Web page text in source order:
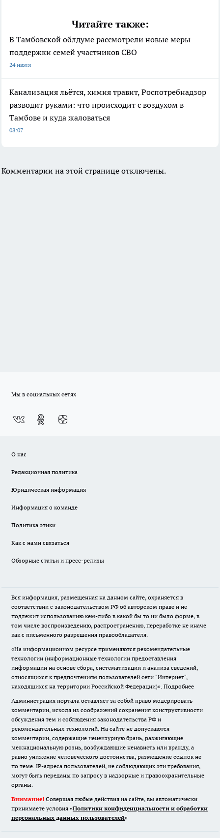
Читайте также:
В Тамбовской облдуме рассмотрели новые меры
поддержки семей участников СВО
24 июля
Канализация льётся, химия травит, Роспотребнадзор
разводит руками: что происходит с воздухом в
Тамбове и куда жаловаться
08:07
Комментарии на этой странице отключены.
Мы в социальных сетях
О нас
Редакционная политика
Юридическая информация
Информация о команде
Политика этики
Как с нами связаться
Обзорные статьи и пресс-релизы
Вся информация, размещенная на данном сайте, охраняется в
соответствии с законодательством РФ об авторском праве и не
подлежит использованию кем-либо в какой бы то ни было форме, в
том числе воспроизведению, распространению, переработке не иначе
как с письменного разрешения правообладателя.
«На информационном ресурсе применяются рекомендательные
технологии (информационные технологии предоставления
информации на основе сбора, систематизации и анализа сведений,
относящихся к предпочтениям пользователей сети "Интернет",
находящихся на территории Российской Федерации)». Подробнее
Администрация портала оставляет за собой право модерировать
комментарии, исходя из соображений сохранения конструктивности
обсуждения тем и соблюдения законодательства РФ и
рекомендательных технологий. На сайте не допускаются
комментарии, содержащие нецензурную брань, разжигающие
межнациональную рознь, возбуждающие ненависть или вражду, а
равно унижение человеческого достоинства, размещение ссылок не
по теме. IP-адреса пользователей, не соблюдающих эти требования,
могут быть переданы по запросу в надзорные и правоохранительные
органы.
Внимание! Совершая любые действия на сайте, вы автоматически
принимаете условия «Политики конфиденциальности и обработки
персональных данных пользователей»